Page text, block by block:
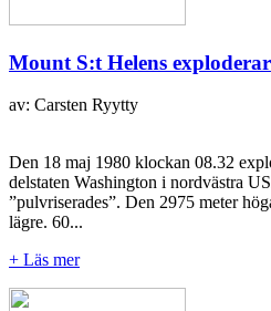
Mount S:t Helens exploderar
av: Carsten Ryytty
Den 18 maj 1980 klockan 08.32
delstaten Washington i nordvästra
”pulvriserades”. Den 2975 meter
lägre. 60...
+ Läs mer